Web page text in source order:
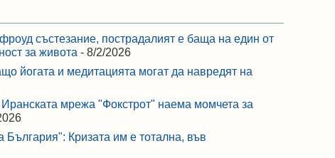
състезание, пострадалият е баща на един от
за живота - 8/2/2026
йогата и медитацията могат да навредят на
Иранската мрежа "Фокстрот" наема момчета за
България": Кризата им е тотална, във